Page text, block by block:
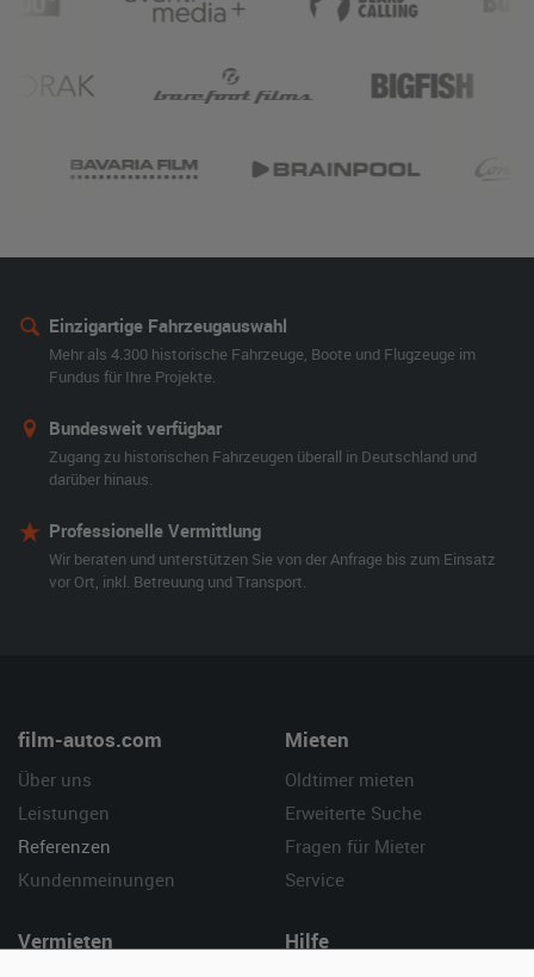
Einzigartige Fahrzeugauswahl
Mehr als 4.300 historische Fahrzeuge, Boote und Flugzeuge im
Fundus für Ihre Projekte.
Bundesweit verfügbar
Zugang zu historischen Fahrzeugen überall in Deutschland und
darüber hinaus.
Professionelle Vermittlung
Wir beraten und unterstützen Sie von der Anfrage bis zum Einsatz
vor Ort, inkl. Betreuung und Transport.
film-autos.com
Über uns
Leistungen
Referenzen
Kundenmeinungen
Mieten
Oldtimer mieten
Erweiterte Suche
Fragen für Mieter
Service
Vermieten Hilfe